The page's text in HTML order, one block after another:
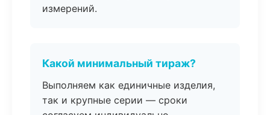
измерений.
Какой минимальный тираж?
Выполняем как единичные изделия,
так и крупные серии — сроки